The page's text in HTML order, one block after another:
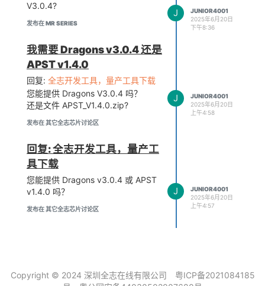
V3.0.4?
发布在 MR SERIES
J
JUNIOR4001
2025年6月20日
下午8:36
我需要 Dragons v3.0.4 还是
APST v1.4.0
回复: 全志开发工具，量产工具下载
您能提供 Dragons V3.0.4 吗？
还是文件 APST_V1.4.0.zip?
发布在 其它全志芯片讨论区
J
JUNIOR4001
2025年6月20日
上午4:58
回复: 全志开发工具，量产工
具下载
您能提供 Dragons v3.0.4 或 APST
v1.4.0 吗？
发布在 其它全志芯片讨论区
J
JUNIOR4001
2025年6月20日
上午4:57
Copyright © 2024 深圳全志在线有限公司
粤ICP备2021084185